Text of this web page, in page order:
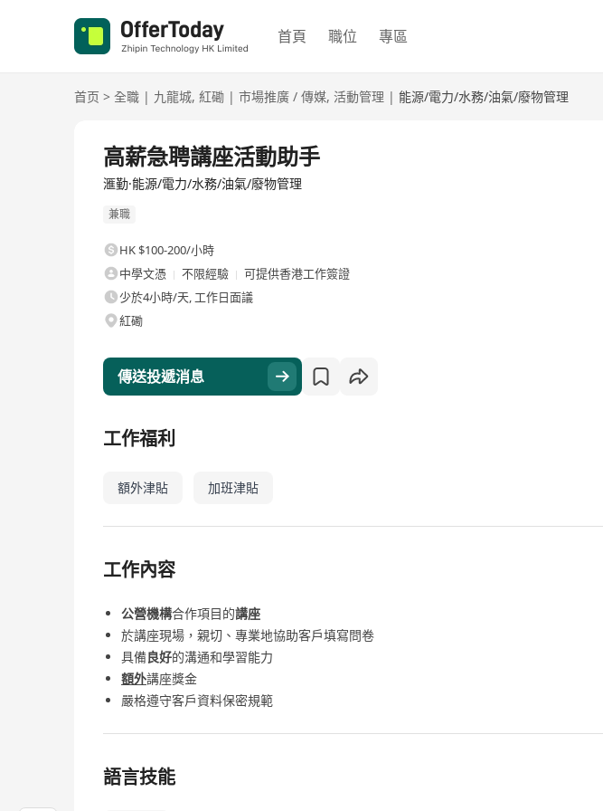
首頁 職位 專區
首页 > 全職 | 九龍城, 紅磡 | 市場推廣 / 傳媒, 活動管理 | 能源/電力/水務/油氣/廢物管理
高薪急聘講座活動助手
滙勤·能源/電力/水務/油氣/廢物管理
兼職
HK $100-200/小時
中學文憑
不限經驗
可提供香港工作簽證
少於4小時/天, 工作日面議
紅磡
傳送投遞消息
工作福利
額外津貼 加班津貼
工作內容
公營機構合作項目的講座
於講座現場，親切、專業地協助客戶填寫問卷
具備良好的溝通和學習能力
額外講座獎金
嚴格遵守客戶資料保密規範
語言技能